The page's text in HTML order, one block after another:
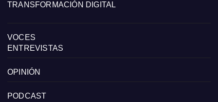
TRANSFORMACIÓN DIGITAL
VOCES
ENTREVISTAS
OPINIÓN
PODCAST